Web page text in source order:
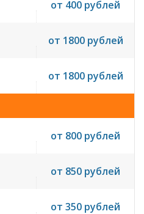
от 400 рублей
от 1800 рублей
от 1800 рублей
от 800 рублей
от 850 рублей
от 350 рублей